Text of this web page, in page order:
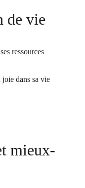
mieux-
de vie
ressources
joie dans sa vie